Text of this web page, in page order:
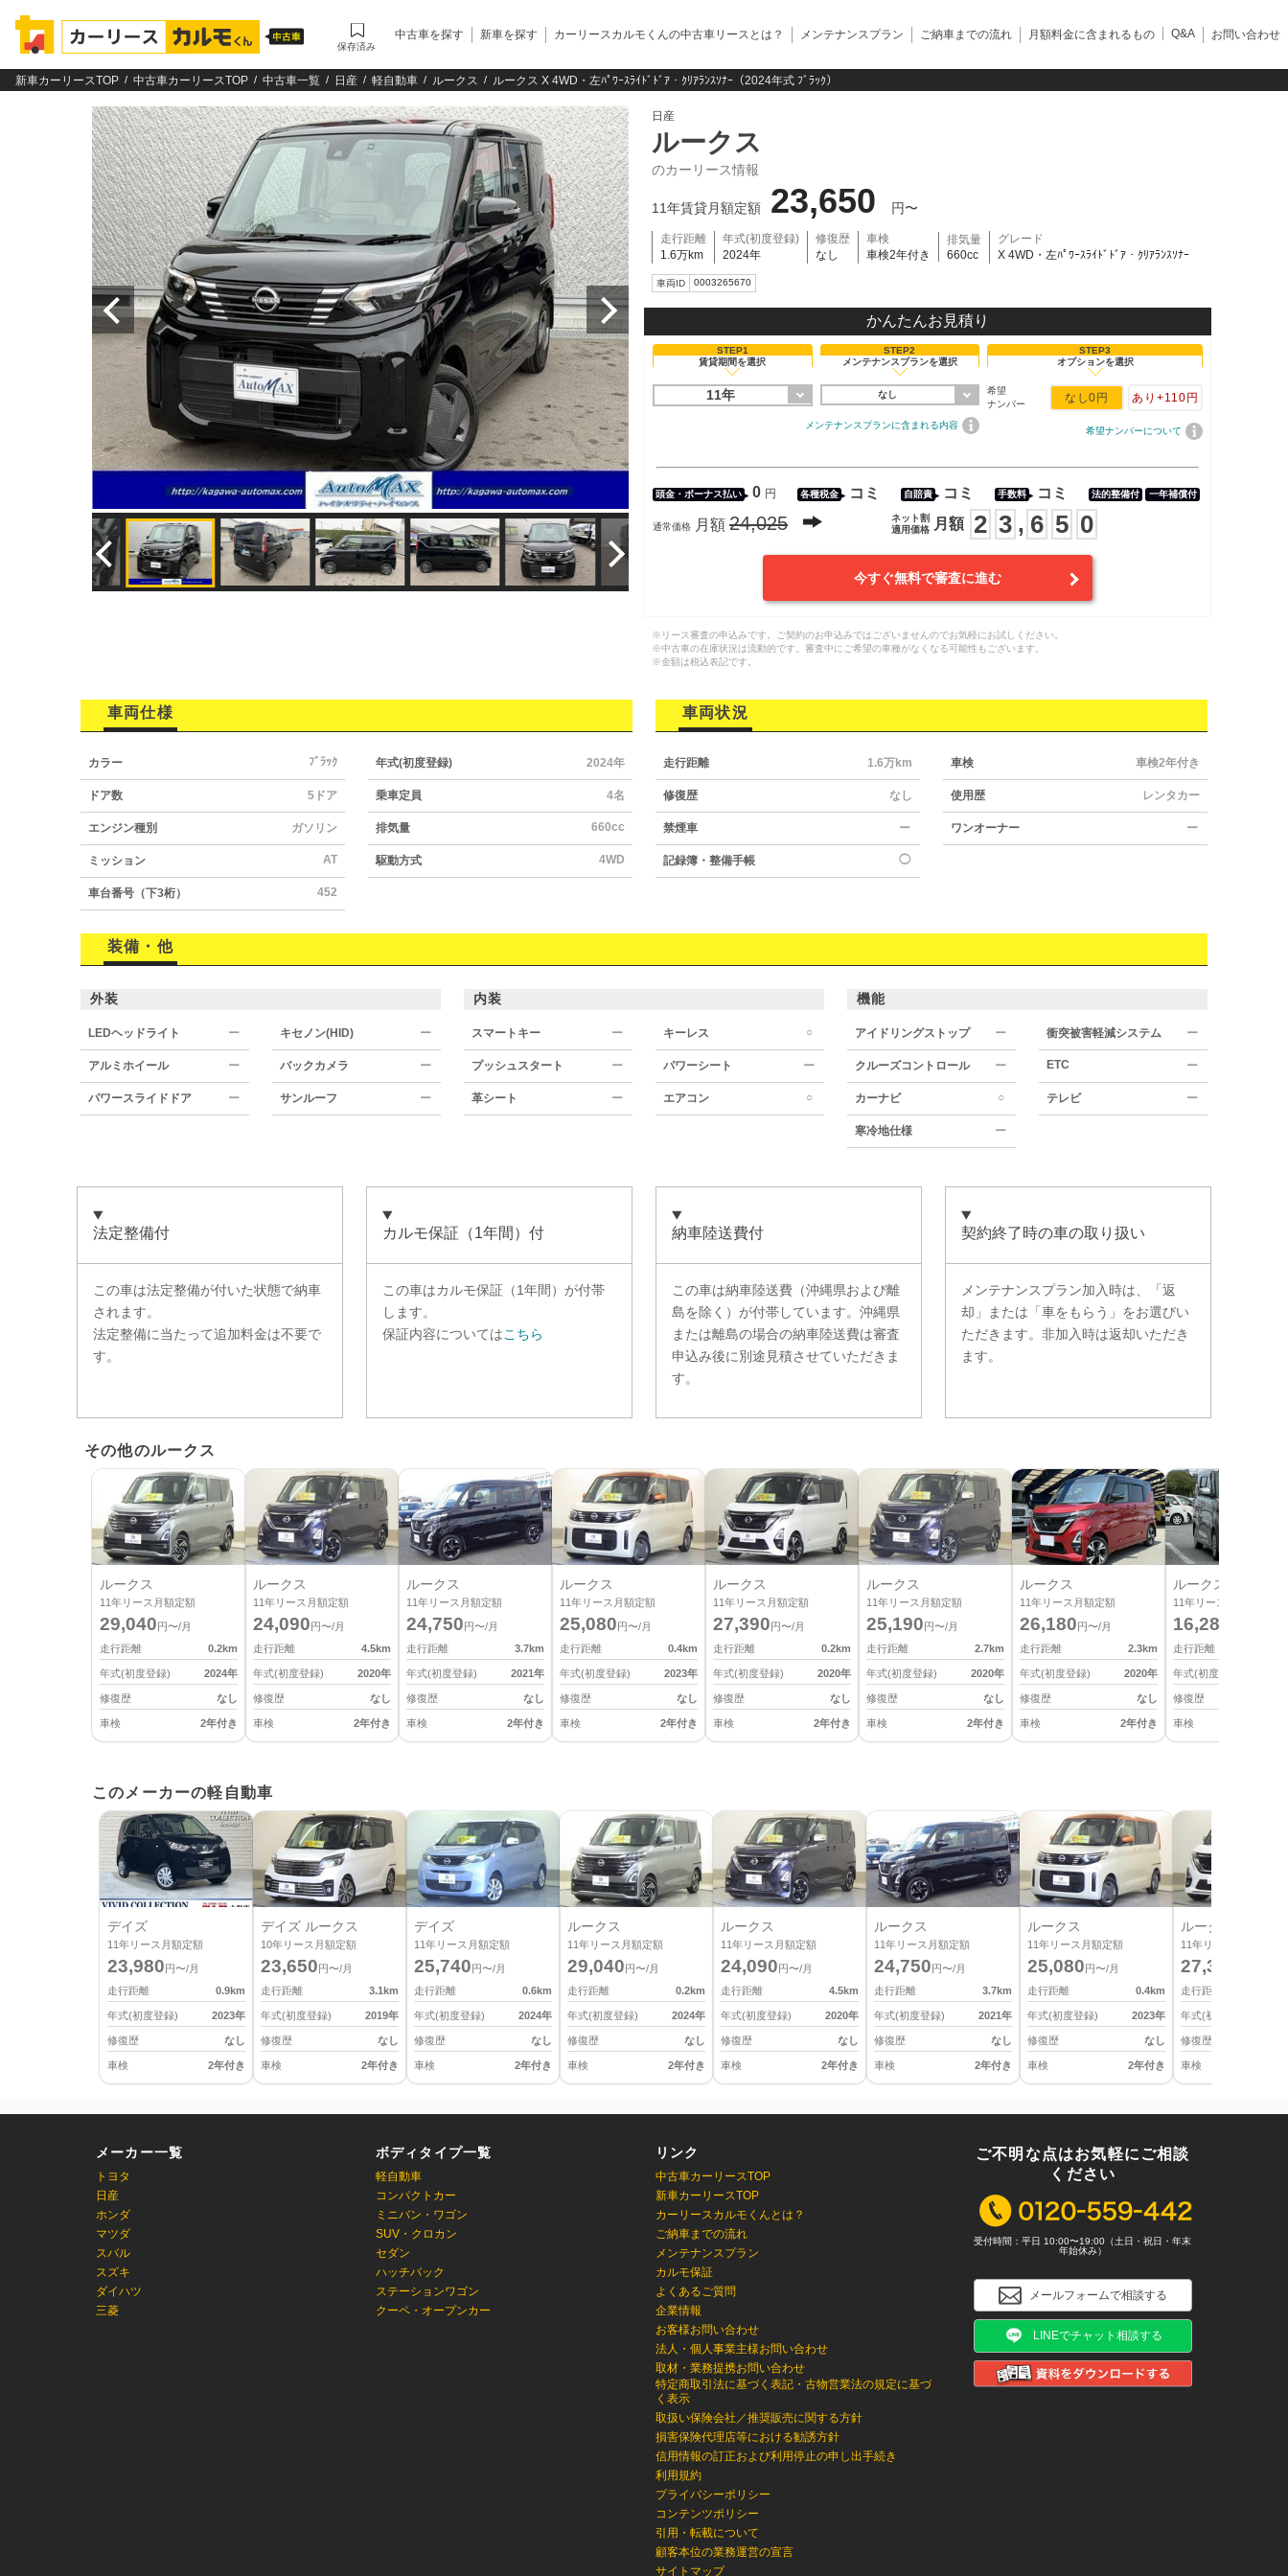
保存済み
中古車を探す 新車を探す カーリースカルモくんの中古車リースとは？ メンテナンスプラン ご納車までの流れ 月額料金に含まれるもの Q&A お問い合わせ
新車カーリースTOP 中古車カーリースTOP 中古車一覧 日産 軽自動車 ルークス ルークス X 4WD・左ﾊﾟﾜｰｽﾗｲﾄﾞﾄﾞｱ・ｸﾘｱﾗﾝｽｿﾅｰ（2024年式 ﾌﾞﾗｯｸ）
日産
ルークス
のカーリース情報
11年賃貸月額定額 23,650 円〜
走行距離
1.6万km
年式(初度登録)
2024年
修復歴
なし
車検
車検2年付き
排気量
660cc
グレード
X 4WD・左ﾊﾟﾜｰｽﾗｲﾄﾞﾄﾞｱ・ｸﾘｱﾗﾝｽｿﾅｰ
車両ID 0003265670
かんたんお見積り
STEP1
賃貸期間を選択
11年
STEP2
メンテナンスプランを選択
なし
メンテナンスプランに含まれる内容
STEP3
オプションを選択
希望
ナンバー
なし0円 あり +110円
希望ナンバーについて
頭金・ボーナス払い 0 円 各種税金 コミ 自賠責 コミ 手数料 コミ 法的整備付 一年補償付
通常価格 月額 24,025
ネット割
適用価格
月額 2 3 , 6 5 0
今すぐ無料で審査に進む
※リース審査の申込みです。ご契約のお申込みではございませんのでお気軽にお試しください。
※中古車の在庫状況は流動的です。審査中にご希望の車種がなくなる可能性もございます。
※金額は税込表記です。
車両仕様
カラー ﾌﾞﾗｯｸ 年式(初度登録) 2024年
ドア数 5ドア 乗車定員 4名
エンジン種別 ガソリン 排気量 660cc
ミッション AT 駆動方式 4WD
車台番号（下3桁） 452
車両状況
走行距離 1.6万km 車検 車検2年付き
修復歴 なし 使用歴 レンタカー
禁煙車 ー ワンオーナー ー
記録簿・整備手帳 ◯
装備・他
外装
LEDヘッドライト ー キセノン(HID) ー
アルミホイール ー バックカメラ ー
パワースライドドア ー サンルーフ ー
内装
スマートキー ー キーレス ○
プッシュスタート ー パワーシート ー
革シート ー エアコン ○
機能
アイドリングストップ ー 衝突被害軽減システム ー
クルーズコントロール ー ETC ー
カーナビ ○ テレビ ー
寒冷地仕様 ー
法定整備付
この車は法定整備が付いた状態で納車
されます。
法定整備に当たって追加料金は不要で
す。
カルモ保証（1年間）付
この車はカルモ保証（1年間） が付帯
します。
保証内容についてはこちら
納車陸送費付
この車は納車陸送費（沖縄県および離
島を除く）が付帯しています。沖縄県
または離島の場合の納車陸送費は審査
申込み後に別途見積させていただきま
す。
契約終了時の車の取り扱い
メンテナンスプラン加入時は、「返
却」または「車をもらう」をお選びい
ただきます。非加入時は返却いただき
ます。
その他のルークス
ルークス
11年リース月額定額
29,040 円〜/月
走行距離
0.2km
年式(初度登録) 2024年
修復歴 なし
車検 2年付き
ルークス
11年リース月額定額
24,090 円〜/月
走行距離
4.5km
年式(初度登録) 2020年
修復歴 なし
車検 2年付き
ルークス
11年リース月額定額
24,750 円〜/月
走行距離
3.7km
年式(初度登録) 2021年
修復歴 なし
車検 2年付き
ルークス
11年リース月額定額
25,080 円〜/月
走行距離
0.4km
年式(初度登録) 2023年
修復歴 なし
車検 2年付き
ルークス
11年リース月額定額
27,390 円〜/月
走行距離
0.2km
年式(初度登録) 2020年
修復歴 なし
車検 2年付き
ルークス
11年リース月額定額
25,190 円〜/月
走行距離
2.7km
年式(初度登録) 2020年
修復歴 なし
車検 2年付き
ルークス
11年リース月額定額
26,180 円〜/月
走行距離
2.3km
年式(初度登録) 2020年
修復歴 なし
車検 2年付き
ルークス
11年リース月額定額
16,280
走行距離
年式(初度登録)
修復歴
車検
このメーカーの軽自動車
デイズ
11年リース月額定額
23,980 円〜/月
走行距離
0.9km
年式(初度登録) 2023年
修復歴 なし
車検 2年付き
デイズ ルークス
10年リース月額定額
23,650 円〜/月
走行距離
3.1km
年式(初度登録) 2019年
修復歴 なし
車検 2年付き
デイズ
11年リース月額定額
25,740 円〜/月
走行距離
0.6km
年式(初度登録) 2024年
修復歴 なし
車検 2年付き
ルークス
11年リース月額定額
29,040 円〜/月
走行距離
0.2km
年式(初度登録) 2024年
修復歴 なし
車検 2年付き
ルークス
11年リース月額定額
24,090 円〜/月
走行距離
4.5km
年式(初度登録) 2020年
修復歴 なし
車検 2年付き
ルークス
11年リース月額定額
24,750 円〜/月
走行距離
3.7km
年式(初度登録) 2021年
修復歴 なし
車検 2年付き
ルークス
11年リース月額定額
25,080 円〜/月
走行距離
0.4km
年式(初度登録) 2023年
修復歴 なし
車検 2年付き
ルークス
11年リース月額定額
27,390
走行距離
年式(初度登録)
修復歴
車検
メーカー一覧
トヨタ
日産
ホンダ
マツダ
スバル
スズキ
ダイハツ
三菱
ボディタイプ一覧
軽自動車
コンパクトカー
ミニバン・ワゴン
SUV・クロカン
セダン
ハッチバック
ステーションワゴン
クーペ・オープンカー
リンク
中古車カーリースTOP
新車カーリースTOP
カーリースカルモくんとは？
ご納車までの流れ
メンテナンスプラン
カルモ保証
よくあるご質問
企業情報
お客様お問い合わせ
法人・個人事業主様お問い合わせ
取材・業務提携お問い合わせ
特定商取引法に基づく表記・古物営業法の規定に基づ
く表示
取扱い保険会社／推奨販売に関する方針
損害保険代理店等における勧誘方針
信用情報の訂正および利用停止の申し出手続き
利用規約
プライバシーポリシー
コンテンツポリシー
引用・転載について
顧客本位の業務運営の宣言
サイトマップ
ご不明な点はお気軽にご相談
ください
受付時間：平日 10:00〜19:00（土日・祝日・年末
年始休み）
メールフォームで相談する
LINEでチャット相談する